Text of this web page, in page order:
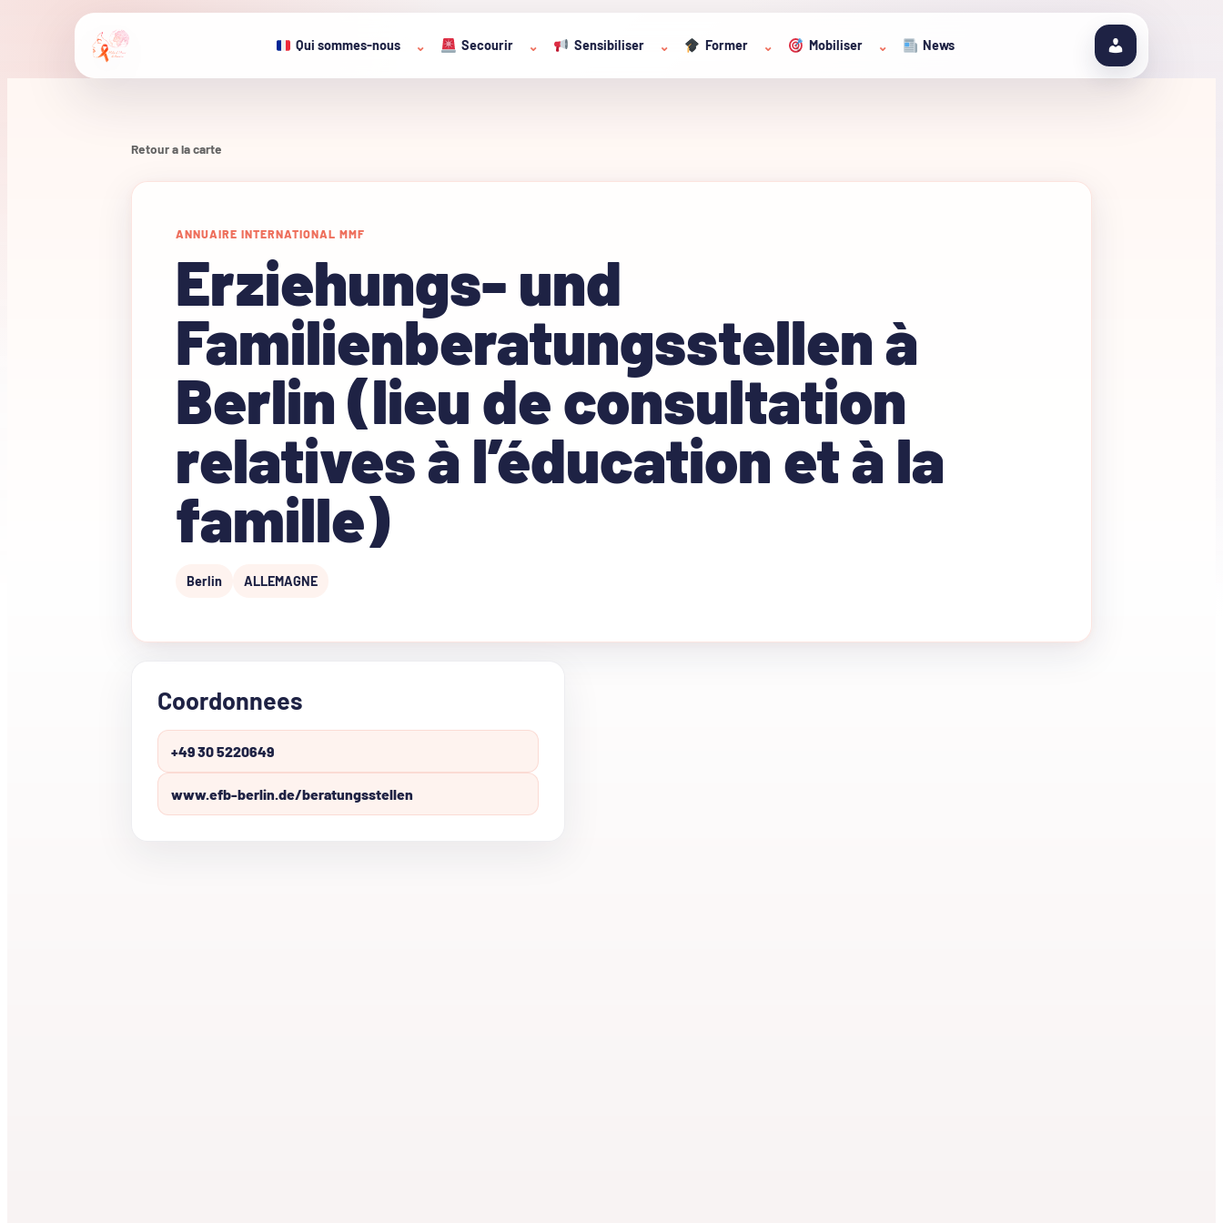
Qui sommes-nous ⌄ Secourir ⌄ Sensibiliser ⌄ Former ⌄ Mobiliser ⌄ News
Retour a la carte
ANNUAIRE INTERNATIONAL MMF
Erziehungs- und
Familienberatungsstellen à
Berlin (lieu de consultation
relatives à l’éducation et à la
famille)
Berlin ALLEMAGNE
Coordonnees
+49 30 5220649
www.efb-berlin.de/beratungsstellen